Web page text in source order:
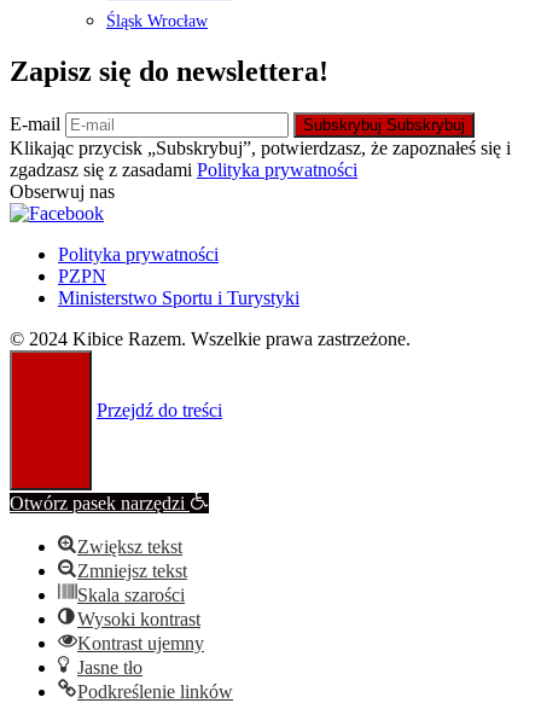
Śląsk Wrocław
Zapisz się do newslettera!
E-mail Subskrybuj Subskrybuj
Klikając przycisk „Subskrybuj”, potwierdzasz, że zapoznałeś się i
zgadzasz się z zasadami Polityka prywatności
Obserwuj nas
Polityka prywatności
PZPN
Ministerstwo Sportu i Turystyki
© 2024 Kibice Razem. Wszelkie prawa zastrzeżone.
Przejdź do treści
Otwórz pasek narzędzi
Zwiększ tekst
Zmniejsz tekst
Skala szarości
Wysoki kontrast
Kontrast ujemny
Jasne tło
Podkreślenie linków